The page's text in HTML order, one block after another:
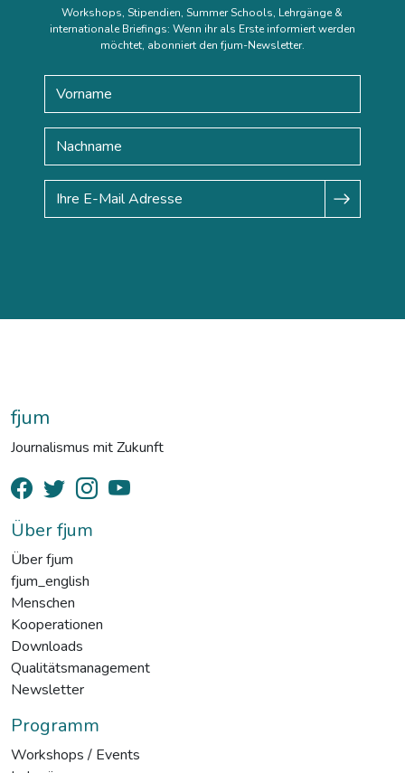
Workshops, Stipendien, Summer Schools, Lehrgänge &
internationale Briefings: Wenn ihr als Erste informiert werden
möchtet, abonniert den fjum-Newsletter.
fjum
Journalismus mit Zukunft
Über fjum
Über fjum
fjum_english
Menschen
Kooperationen
Downloads
Qualitätsmanagement
Newsletter
Programm
Workshops / Events